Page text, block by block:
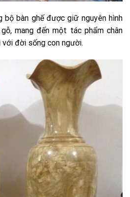
bộ bàn ghế được giữ nguyên hình
mang đến một tác phẩm chân
đời sống con người.